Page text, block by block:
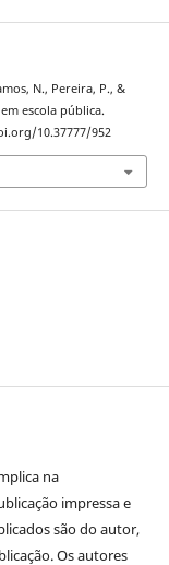
N., Pereira, P., &
escola pública.
10.37777/952
na
impressa e
são do autor,
Os autores